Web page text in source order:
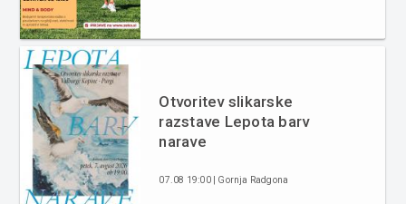
Otvoritev slikarske
razstave Lepota barv
narave
07.08 19:00 | Gornja Radgona